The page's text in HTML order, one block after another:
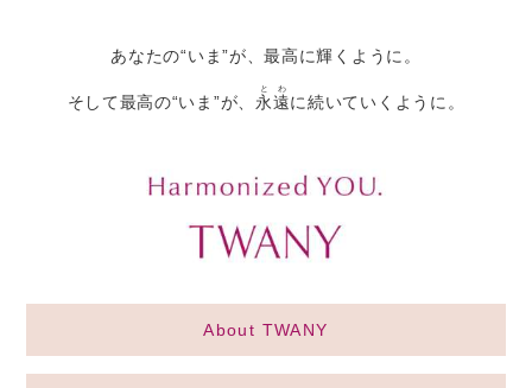
あなたの“いま”が、最高に輝くように。
そして最高の“いま”が、 永
と
遠
わ
に続いていくように。
About TWANY